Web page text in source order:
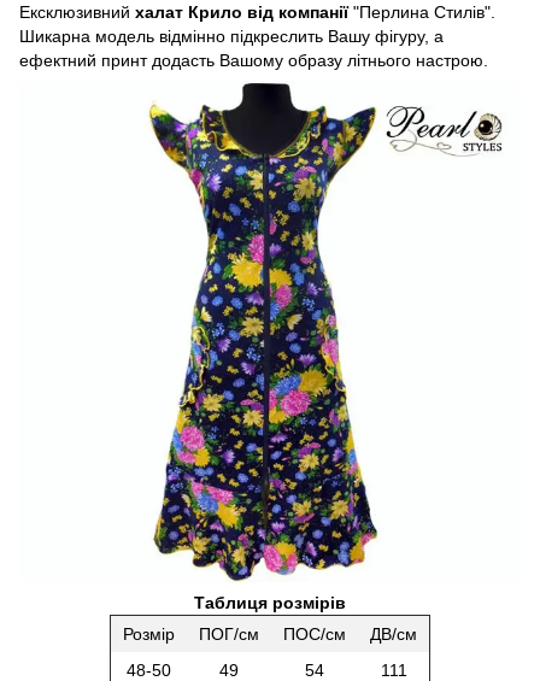
Ексклюзивний халат Крило від компанії"Перлина Стилів".
Шикарна модель відмінно підкреслить Вашу фігуру, а
ефектний принт додасть Вашому образу літнього настрою.
Таблиця розмірів
Розмір
ПОГ/см ПОС/см
ДВ/см
48-50
49 54
111